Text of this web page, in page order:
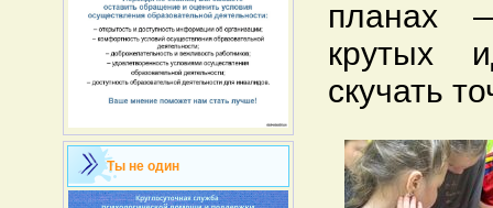
Ты не один
планах
крутых
скучать